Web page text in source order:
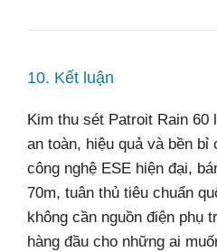
10. Kết luận
Kim thu sét Patroit Rain 60
an toàn, hiệu quả và bền
công nghệ ESE hiện đại,
70m, tuân thủ tiêu chuẩn
không cần nguồn điện phụ
hàng đầu cho những ai